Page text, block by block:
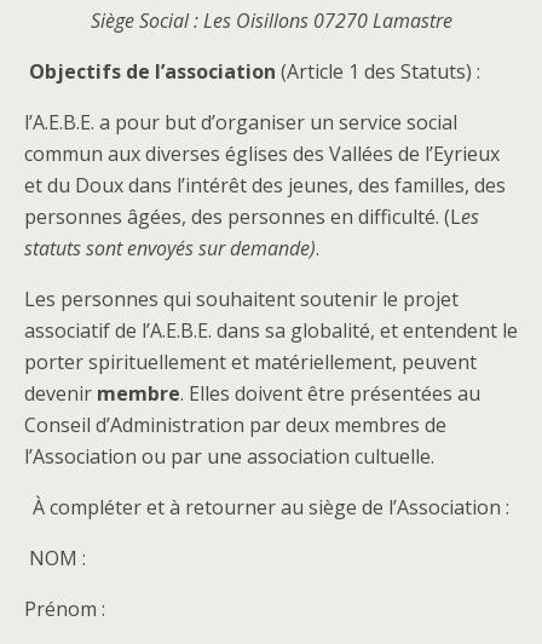
Siège Social : Les Oisillons 07270 Lamastre
Objectifs de l’association (Article 1 des Statuts) :
l’A.E.B.E. a pour but d’organiser un service social
commun aux diverses églises des Vallées de l’Eyrieux
et du Doux dans l’intérêt des jeunes, des familles, des
personnes âgées, des personnes en difficulté. (Les
statuts sont envoyés sur demande).
Les personnes qui souhaitent soutenir le projet
associatif de l’A.E.B.E. dans sa globalité, et entendent le
porter spirituellement et matériellement, peuvent
devenir membre. Elles doivent être présentées au
Conseil d’Administration par deux membres de
l’Association ou par une association cultuelle.
À compléter et à retourner au siège de l’Association :
NOM :
Prénom :